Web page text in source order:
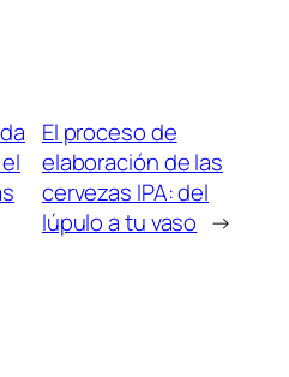
El proceso de
elaboración de las
cervezas IPA: del
lúpulo a tu vaso →